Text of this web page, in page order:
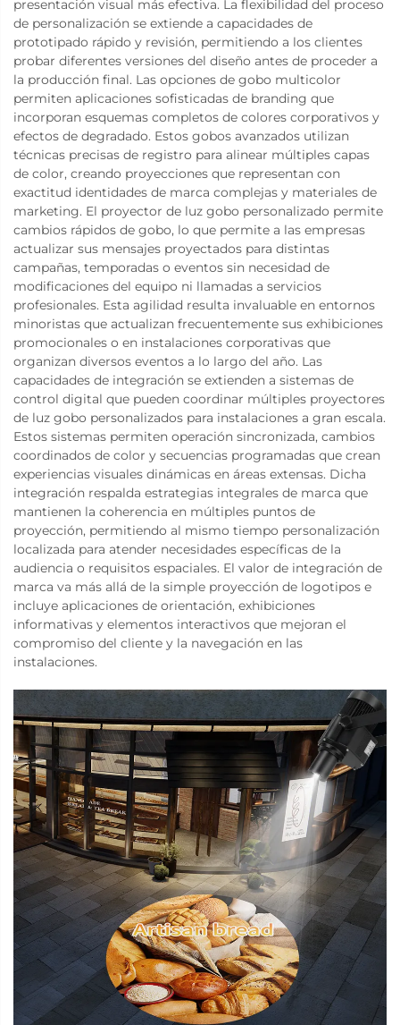
presentación visual más efectiva. La flexibilidad del proceso
de personalización se extiende a capacidades de
prototipado rápido y revisión, permitiendo a los clientes
probar diferentes versiones del diseño antes de proceder a
la producción final. Las opciones de gobo multicolor
permiten aplicaciones sofisticadas de branding que
incorporan esquemas completos de colores corporativos y
efectos de degradado. Estos gobos avanzados utilizan
técnicas precisas de registro para alinear múltiples capas
de color, creando proyecciones que representan con
exactitud identidades de marca complejas y materiales de
marketing. El proyector de luz gobo personalizado permite
cambios rápidos de gobo, lo que permite a las empresas
actualizar sus mensajes proyectados para distintas
campañas, temporadas o eventos sin necesidad de
modificaciones del equipo ni llamadas a servicios
profesionales. Esta agilidad resulta invaluable en entornos
minoristas que actualizan frecuentemente sus exhibiciones
promocionales o en instalaciones corporativas que
organizan diversos eventos a lo largo del año. Las
capacidades de integración se extienden a sistemas de
control digital que pueden coordinar múltiples proyectores
de luz gobo personalizados para instalaciones a gran escala.
Estos sistemas permiten operación sincronizada, cambios
coordinados de color y secuencias programadas que crean
experiencias visuales dinámicas en áreas extensas. Dicha
integración respalda estrategias integrales de marca que
mantienen la coherencia en múltiples puntos de
proyección, permitiendo al mismo tiempo personalización
localizada para atender necesidades específicas de la
audiencia o requisitos espaciales. El valor de integración de
marca va más allá de la simple proyección de logotipos e
incluye aplicaciones de orientación, exhibiciones
informativas y elementos interactivos que mejoran el
compromiso del cliente y la navegación en las
instalaciones.